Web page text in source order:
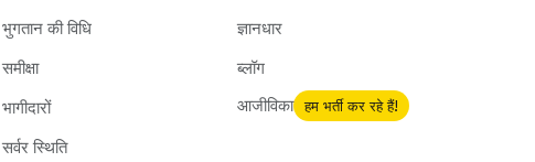
भुगतान की विधि
समीक्षा
भागीदारों
सर्वर स्थिति
ज्ञानधार
ब्लॉग
आजीविका
हम भर्ती कर रहे हैं!